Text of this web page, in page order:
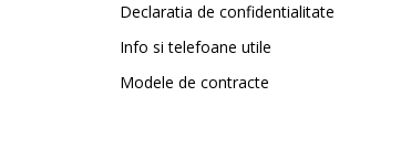
Declaratia de confidentialitate
Info si telefoane utile
Modele de contracte